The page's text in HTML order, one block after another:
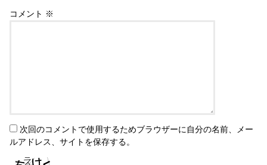
コメント ※
次回のコメントで使用するためブラウザーに自分の名前、メー
ルアドレス、サイトを保存する。